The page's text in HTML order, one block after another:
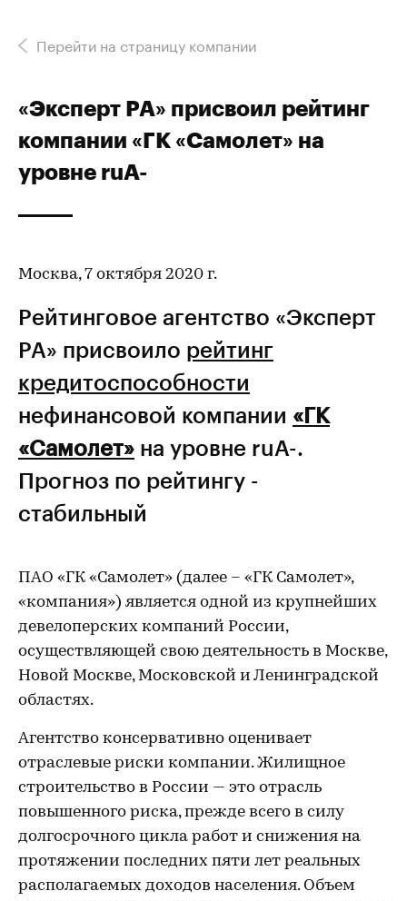
Перейти на страницу компании
«Эксперт РА» присвоил рейтинг
компании «ГК «Самолет» на
уровне ruА-
Москва, 7 октября 2020 г.
Рейтинговое агентство «Эксперт
РА» присвоило рейтинг
кредитоспособности
нефинансовой компании «ГК
«Самолет» на уровне ruА-.
Прогноз по рейтингу -
стабильный
ПАО «ГК «Самолет» (далее – «ГК Самолет»,
«компания») является одной из крупнейших
девелоперских компаний России,
осуществляющей свою деятельность в Москве,
Новой Москве, Московской и Ленинградской
областях.
Агентство консервативно оценивает
отраслевые риски компании. Жилищное
строительство в России — это отрасль
повышенного риска, прежде всего в силу
долгосрочного цикла работ и снижения на
протяжении последних пяти лет реальных
располагаемых доходов населения. Объем